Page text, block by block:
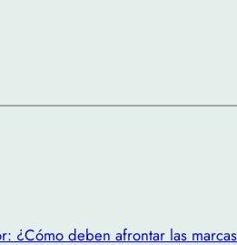
¿Cómo deben afrontar las